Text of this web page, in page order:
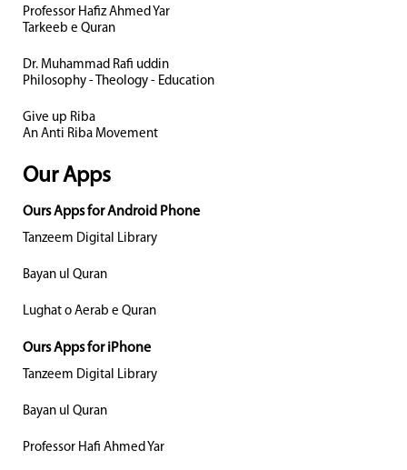
Professor Hafiz Ahmed Yar
Tarkeeb e Quran
Dr. Muhammad Rafi uddin
Philosophy - Theology - Education
Give up Riba
An Anti Riba Movement
Our Apps
Ours Apps for Android Phone
Tanzeem Digital Library
Bayan ul Quran
Lughat o Aerab e Quran
Ours Apps for iPhone
Tanzeem Digital Library
Bayan ul Quran
Professor Hafi Ahmed Yar